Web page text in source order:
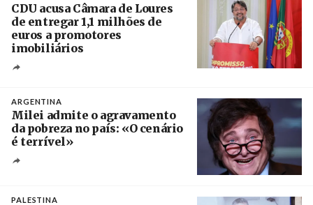
CDU acusa Câmara de Loures
de entregar 1,1 milhões de
euros a promotores
imobiliários
ARGENTINA
Milei admite o agravamento
da pobreza no país: «O cenário
é terrível»
PALESTINA